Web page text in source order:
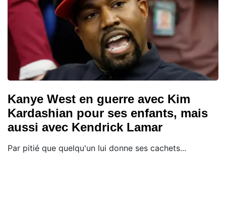
Kanye West en guerre avec Kim
Kardashian pour ses enfants, mais
aussi avec Kendrick Lamar
Par pitié que quelqu'un lui donne ses cachets...